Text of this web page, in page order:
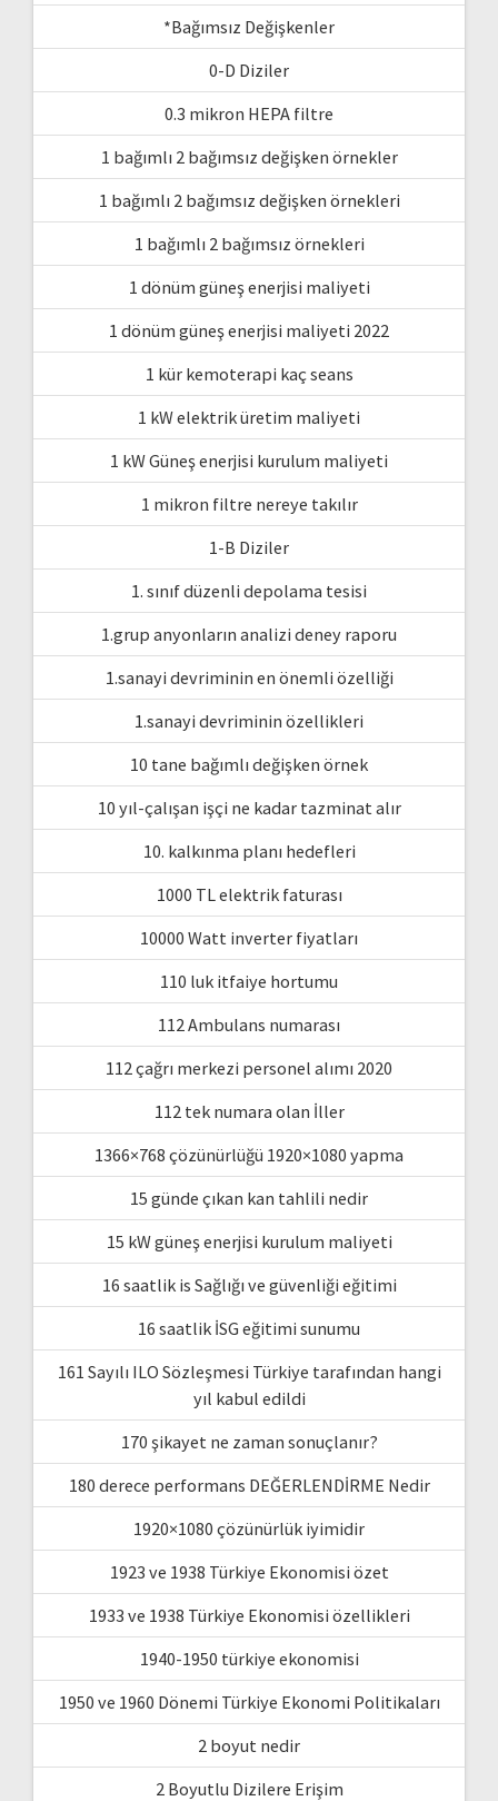
*Bağımsız Değişkenler
0-D Diziler
0.3 mikron HEPA filtre
1 bağımlı 2 bağımsız değişken örnekler
1 bağımlı 2 bağımsız değişken örnekleri
1 bağımlı 2 bağımsız örnekleri
1 dönüm güneş enerjisi maliyeti
1 dönüm güneş enerjisi maliyeti 2022
1 kür kemoterapi kaç seans
1 kW elektrik üretim maliyeti
1 kW Güneş enerjisi kurulum maliyeti
1 mikron filtre nereye takılır
1-B Diziler
1. sınıf düzenli depolama tesisi
1.grup anyonların analizi deney raporu
1.sanayi devriminin en önemli özelliği
1.sanayi devriminin özellikleri
10 tane bağımlı değişken örnek
10 yıl-çalışan işçi ne kadar tazminat alır
10. kalkınma planı hedefleri
1000 TL elektrik faturası
10000 Watt inverter fiyatları
110 luk itfaiye hortumu
112 Ambulans numarası
112 çağrı merkezi personel alımı 2020
112 tek numara olan İller
1366×768 çözünürlüğü 1920×1080 yapma
15 günde çıkan kan tahlili nedir
15 kW güneş enerjisi kurulum maliyeti
16 saatlik is Sağlığı ve güvenliği eğitimi
16 saatlik İSG eğitimi sunumu
161 Sayılı ILO Sözleşmesi Türkiye tarafından hangi
yıl kabul edildi
170 şikayet ne zaman sonuçlanır?
180 derece performans DEĞERLENDİRME Nedir
1920×1080 çözünürlük iyimidir
1923 ve 1938 Türkiye Ekonomisi özet
1933 ve 1938 Türkiye Ekonomisi özellikleri
1940-1950 türkiye ekonomisi
1950 ve 1960 Dönemi Türkiye Ekonomi Politikaları
2 boyut nedir
2 Boyutlu Dizilere Erişim